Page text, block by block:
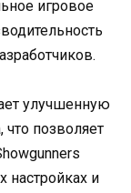
игровое
улучшенную
позволяет
настройках и